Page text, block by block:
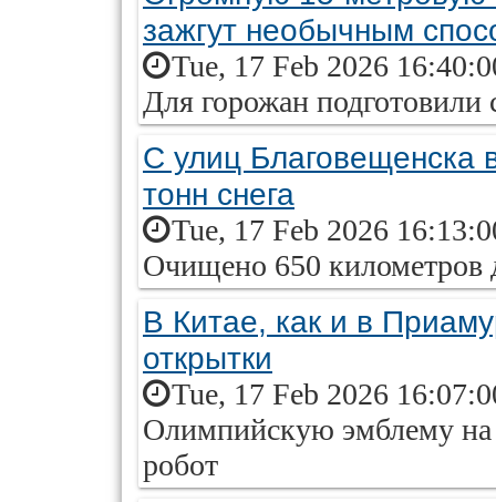
зажгут необычным
Tue, 17 Feb 2026
Для горожан подготовили
С улиц Благовещенска
тонн снега
Tue, 17 Feb 2026
Очищено 650 километров
В Китае, как и в
открытки
Tue, 17 Feb 2026
Олимпийскую эмблему на
робот